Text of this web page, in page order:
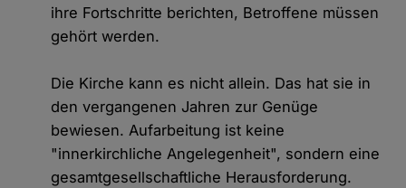
ihre Fortschritte berichten, Betroffene müssen
gehört werden.
Die Kirche kann es nicht allein. Das hat sie in
den vergangenen Jahren zur Genüge
bewiesen. Aufarbeitung ist keine
"innerkirchliche Angelegenheit", sondern eine
gesamtgesellschaftliche Herausforderung.